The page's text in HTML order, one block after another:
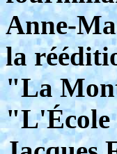
Anne-
la
"La
"L'École